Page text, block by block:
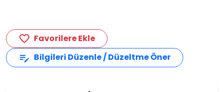
favorite_border Favorilere Ekle
edit_note Bilgileri Düzenle / Düzeltme Öner